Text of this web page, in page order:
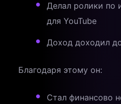
Делал ролики по
для YouTube
Доход доходил
Благодаря этому он:
Стал финансово